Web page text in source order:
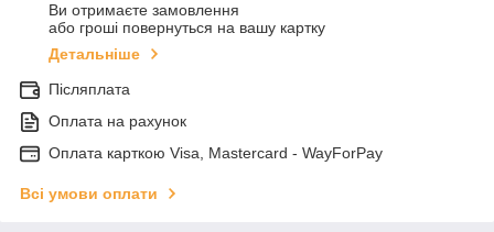
Ви отримаєте замовлення
або гроші повернуться на вашу картку
Детальніше
Післяплата
Оплата на рахунок
Оплата карткою Visa, Mastercard - WayForPay
Всі умови оплати